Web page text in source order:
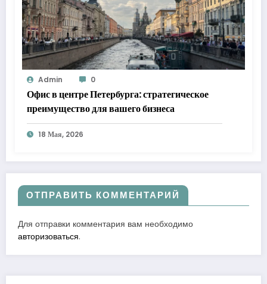
Admin 0
Офис в центре Петербурга: стратегическое
преимущество для вашего бизнеса
18 Мая, 2026
ОТПРАВИТЬ КОММЕНТАРИЙ
Для отправки комментария вам необходимо
авторизоваться.